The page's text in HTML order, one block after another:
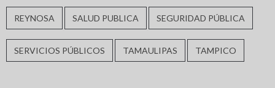
REYNOSA SALUD PUBLICA SEGURIDAD PÚBLICA
SERVICIOS PÚBLICOS TAMAULIPAS TAMPICO